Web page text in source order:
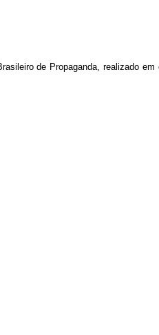
de Propaganda, realizado em